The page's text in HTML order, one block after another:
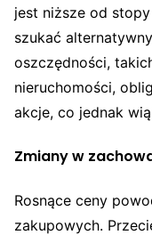
jest niższe od
szukać
oszczędności,
nieruchomości,
akcje, co jednak
Zmiany w
Rosnące ceny
zakupowych.